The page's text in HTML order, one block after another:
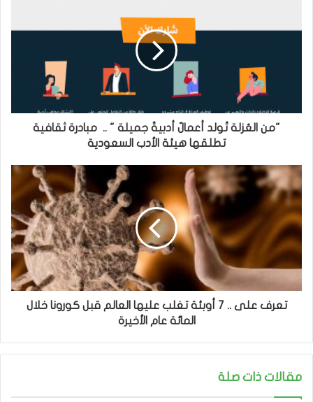
"من العُزلة تُولد أعمالٌ أدبيةٌ جميلة " .. مبادرة ثقافية
تطلقها هيئة الأدب السعودية
تعرف على .. 7 أوبئة تغلب عليها العالم قبل كورونا خلال
المائة عام الأخيرة
مقالات ذات صلة